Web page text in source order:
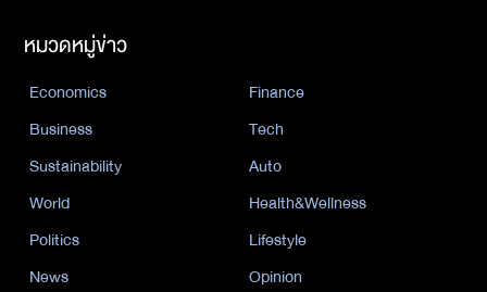
หมวดหมู่ข่าว
Economics
Finance
Business
Tech
Sustainability
Auto
World
Health&Wellness
Politics
Lifestyle
News
Opinion